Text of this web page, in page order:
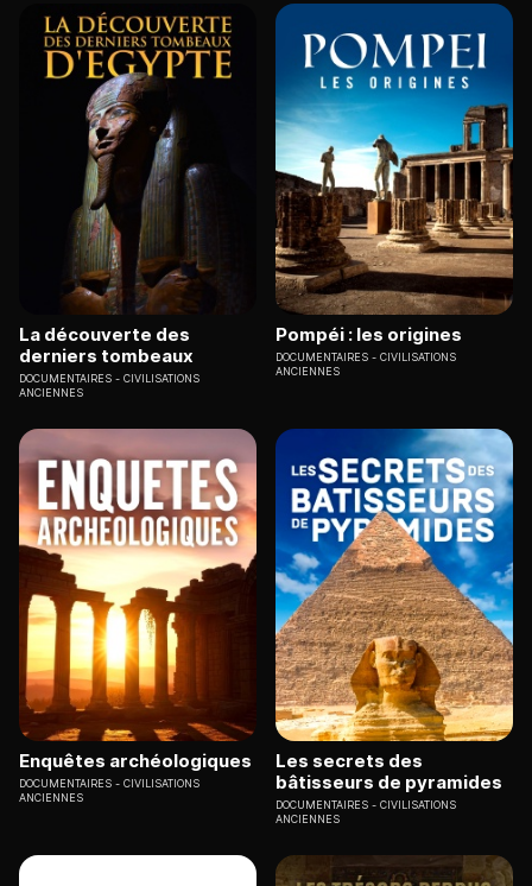
La découverte des
derniers tombeaux
DOCUMENTAIRES
CIVILISATIONS
ANCIENNES
Pompéi : les origines
DOCUMENTAIRES
CIVILISATIONS
ANCIENNES
Enquêtes archéologiques
DOCUMENTAIRES
CIVILISATIONS
ANCIENNES
Les secrets des
bâtisseurs de pyramides
DOCUMENTAIRES
CIVILISATIONS
ANCIENNES